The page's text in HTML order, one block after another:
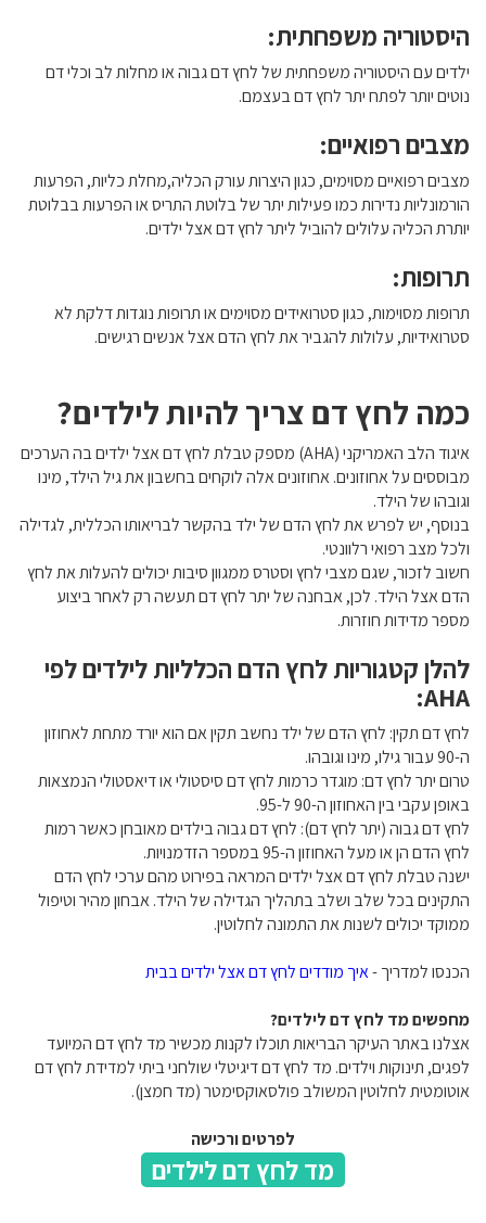
היסטוריה משפחתית:
ילדים עם היסטוריה משפחתית של לחץ דם גבוה או מחלות לב וכלי דם
נוטים יותר לפתח יתר לחץ דם בעצמם.
מצבים רפואיים:
מצבים רפואיים מסוימים, כגון היצרות עורק הכליה,מחלת כליות, הפרעות
הורמונליות נדירות כמו פעילות יתר של בלוטת התריס או הפרעות בבלוטת
יותרת הכליה עלולים להוביל ליתר לחץ דם אצל ילדים.
תרופות:
תרופות מסוימות, כגון סטרואידים מסוימים או תרופות נוגדות דלקת לא
סטרואידיות, עלולות להגביר את לחץ הדם אצל אנשים רגישים.
כמה לחץ דם צריך להיות לילדים?
איגוד הלב האמריקני (AHA) מספק טבלת לחץ דם אצל ילדים בה הערכים
מבוססים על אחוזונים. אחוזונים אלה לוקחים בחשבון את גיל הילד, מינו
וגובהו של הילד.
בנוסף, יש לפרש את לחץ הדם של ילד בהקשר לבריאותו הכללית, לגדילה
ולכל מצב רפואי רלוונטי.
חשוב לזכור, שגם מצבי לחץ וסטרס ממגוון סיבות יכולים להעלות את לחץ
הדם אצל הילד. לכן, אבחנה של יתר לחץ דם תעשה רק לאחר ביצוע
מספר מדידות חוזרות.
להלן קטגוריות לחץ הדם הכלליות לילדים לפי
AHA:
לחץ דם תקין: לחץ הדם של ילד נחשב תקין אם הוא יורד מתחת לאחוזון
ה-90 עבור גילו, מינו וגובהו.
טרום יתר לחץ דם: מוגדר כרמות לחץ דם סיסטולי או דיאסטולי הנמצאות
באופן עקבי בין האחוזון ה-90 ל-95.
לחץ דם גבוה (יתר לחץ דם): לחץ דם גבוה בילדים מאובחן כאשר רמות
לחץ הדם הן או מעל האחוזון ה-95 במספר הזדמנויות.
ישנה טבלת לחץ דם אצל ילדים המראה בפירוט מהם ערכי לחץ הדם
התקינים בכל שלב ושלב בתהליך הגדילה של הילד. אבחון מהיר וטיפול
ממוקד יכולים לשנות את התמונה לחלוטין.
הכנסו למדריך -איך מודדים לחץ דם אצל ילדים בבית
מחפשים מד לחץ דם לילדים?
אצלנו באתר העיקר הבריאות תוכלו לקנות מכשיר מד לחץ דם המיועד
לפגים, תינוקות וילדים. מד לחץ דם דיגיטלי שולחני ביתי למדידת לחץ דם
אוטומטית לחלוטין המשולב פולסאוקסימטר (מד חמצן).
לפרטים ורכישה
מד לחץ דם לילדים